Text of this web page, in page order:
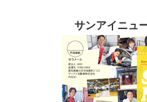
サンアイニュ